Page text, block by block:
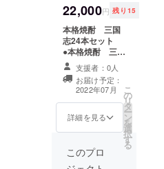
志「孔明 」
720ml 1本 ●
本格焼酎 三国
志「曹操」
720ml 1本 ●
本格焼酎 三国
志「夏侯惇」
720ml 1本 ●
本格焼酎 三国
720ml 1本 ●
本格焼酎 三国
720ml 1本 ●
本格焼酎 三国
22,000円 残り15
本格焼酎 三国
志24本セット
●本格焼酎 三国
志「劉備」
720ml 2本 ●
本格焼酎 三国
志「関羽」
720ml 2本 ●
本格焼酎 三国
本格焼酎 三国
志「孔明 」
支援者：0人
お届け予定：
2022年07月
詳細を見る
こ
の
リ
タ
ー
ン
を
選
択
す
る
このプロ